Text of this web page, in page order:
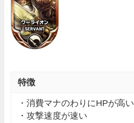
特徴
・消費マナのわりにHPが高い
・攻撃速度が速い